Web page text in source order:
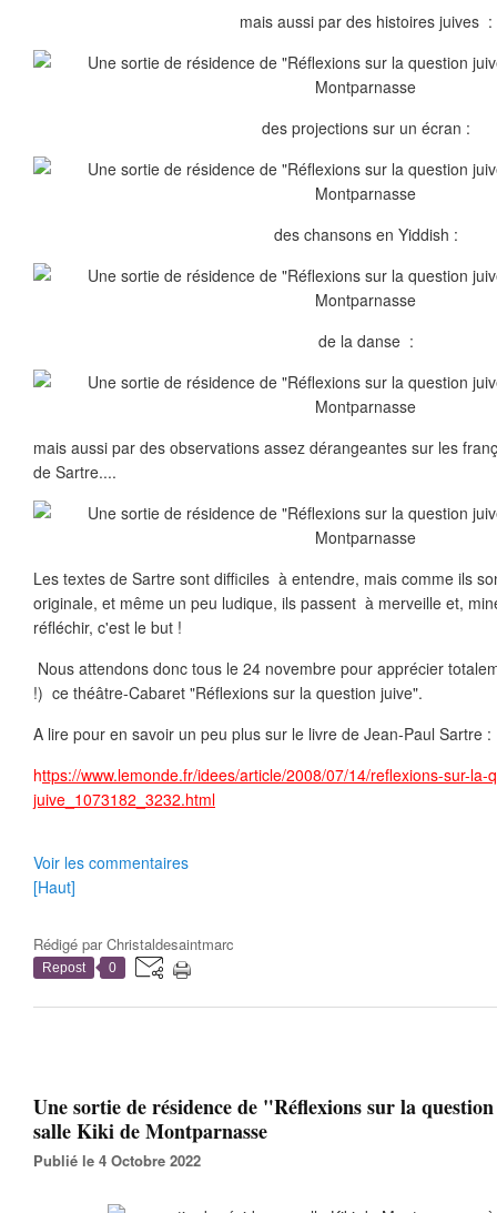
mais aussi par des histoires juives :
des projections sur un écran :
des chansons en Yiddish :
de la danse :
mais aussi par des observations assez dérangeantes sur les
de Sartre....
Les textes de Sartre sont difficiles à entendre, mais comme ils
originale, et même un peu ludique, ils passent à merveille et,
réfléchir, c'est le but !
Nous attendons donc tous le 24 novembre pour apprécier
!) ce théâtre-Cabaret "Réflexions sur la question juive".
A lire pour en savoir un peu plus sur le livre de Jean-Paul Sartre :
https://www.lemonde.fr/idees/article/2008/07/14/reflexions-sur-la-
juive_1073182_3232.html
Voir les commentaires
[Haut]
Rédigé parChristaldesaintmarc
Repost 0
Une sortie de résidence de "Réflexions sur la
salle Kiki de Montparnasse
Publié le 4 Octobre 2022